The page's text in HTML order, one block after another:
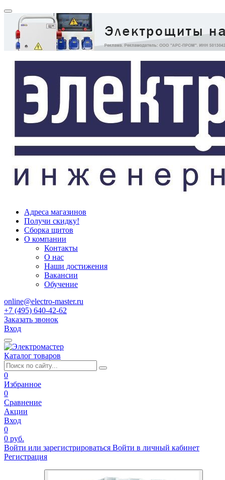
Адреса магазинов
Получи скидку!
Сборка щитов
О компании
Контакты
О нас
Наши достижения
Вакансии
Обучение
online@electro-master.ru
+7 (495) 640-42-62
Заказать звонок
Вход
Каталог товаров
0
Избранное
0
Сравнение
Акции
Вход
0
0 руб.
Войти или зарегистрироваться Войти в личный кабинет
Регистрация